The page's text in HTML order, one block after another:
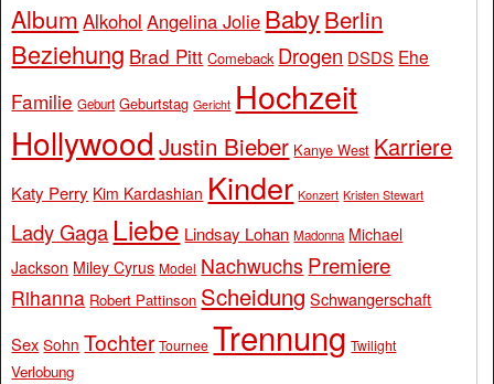
Album Alkohol Angelina Jolie BabyBerlin
Beziehung Brad Pitt Comeback Drogen DSDS Ehe
Familie Geburt Geburtstag Gericht Hochzeit
Hollywood Justin Bieber Kanye West Karriere
Katy Perry Kim Kardashian Kinder Konzert Kristen Stewart
Lady Gaga Liebe Lindsay Lohan Madonna Michael
Jackson Miley Cyrus Model Nachwuchs Premiere
Rihanna Robert Pattinson Scheidung Schwangerschaft
Sex Sohn Tochter Tournee Trennung Twilight
Verlobung